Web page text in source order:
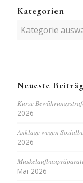
Kategorien
Kategorien
Neueste
Kurze
2026
Anklage wegen
2026
Mai 2026